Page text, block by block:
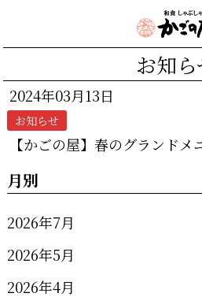
お知
2024年03月13日
お知らせ
【かごの屋】春のグランドメ
月別
2026年7月
2026年5月
2026年4月